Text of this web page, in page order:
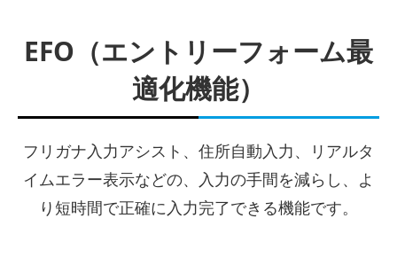
EFO（エントリーフォーム最
適化機能）
フリガナ入力アシスト、住所自動入力、リアルタ
イムエラー表示などの、入力の手間を減らし、よ
り短時間で正確に入力完了できる機能です。